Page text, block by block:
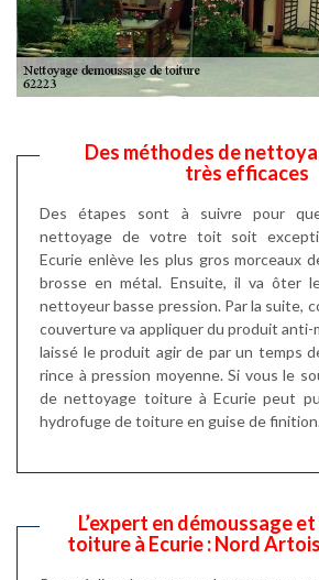
Des méthodes de
très efficaces
Des étapes sont à suivre pour
nettoyage de votre toit soit
Ecurie enlève les plus gros morceaux
brosse en métal. Ensuite, il va ôter
nettoyeur basse pression. Par la suite,
couverture va appliquer du produit anti-
laissé le produit agir de par un temps
rince à pression moyenne. Si vous le
de nettoyage toiture à Ecurie peut
hydrofuge de toiture en guise de
L’expert en démoussage
toiture à Ecurie : Nord